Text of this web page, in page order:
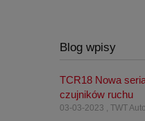
Blog wpisy
TCR18 Nowa
czujników ruchu
03-03-2023 , TWT